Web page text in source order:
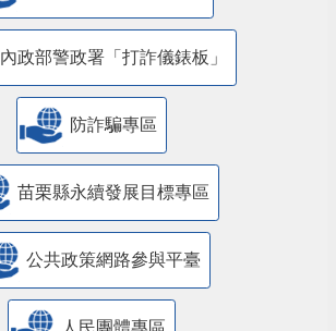
內政部警政署「打詐儀錶板」
防詐騙專區
苗栗縣永續發展目標專區
公共政策網路參與平臺
人民團體專區